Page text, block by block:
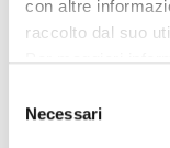
con altre
raccolto dal suo
Per maggiori
delNecessari